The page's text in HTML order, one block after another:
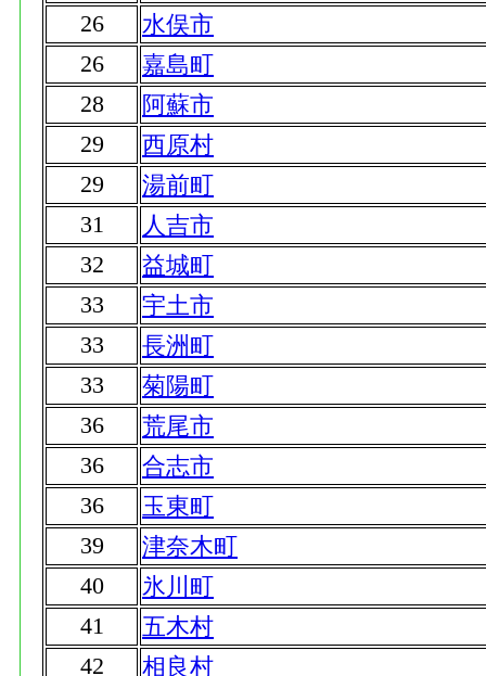
26
水俣市
26
嘉島町
28
阿蘇市
29
西原村
29
湯前町
31
人吉市
32
益城町
33
宇土市
33
長洲町
33
菊陽町
36
荒尾市
36
合志市
36
玉東町
39
津奈木町
40
氷川町
41
五木村
42
相良村